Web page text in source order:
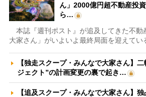
ん」2000億円超不動産投
ら…
本誌『週刊ポスト』が追及してきた不動
大家さん」がいよいよ最終局面を迎えてい
【独走スクープ・みんなで大家さん】
ジェクト”の計画変更の裏で起き…
【追及スクープ・みんなで大家さん】